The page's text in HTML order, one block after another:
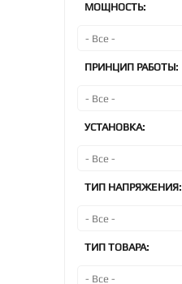
МОЩНОСТЬ:
ПРИНЦИП РАБОТЫ:
УСТАНОВКА:
ТИП НАПРЯЖЕНИЯ:
ТИП ТОВАРА: